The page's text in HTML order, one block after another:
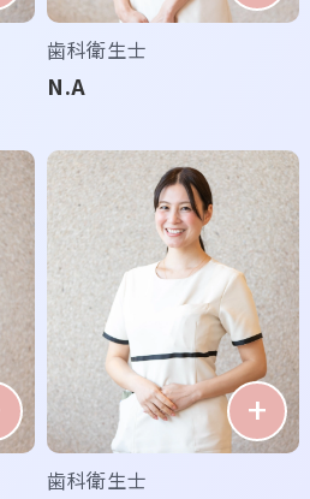
歯科衛生士
N.A
歯科衛生士